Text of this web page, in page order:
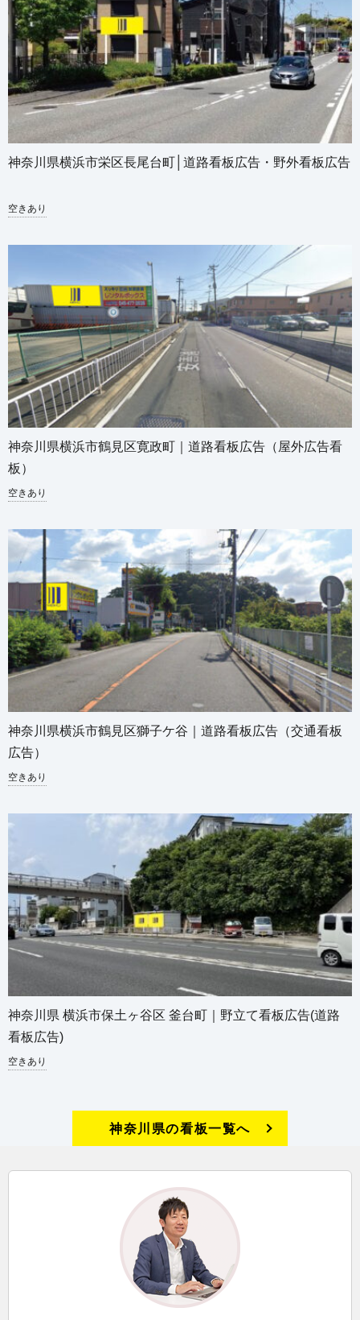
神奈川県横浜市栄区長尾台町│道路看板広告・野外看板広告
空きあり
神奈川県横浜市鶴見区寛政町｜道路看板広告（屋外広告看
板）
空きあり
神奈川県横浜市鶴見区獅子ケ谷｜道路看板広告（交通看板
広告）
空きあり
神奈川県 横浜市保土ヶ谷区 釜台町｜野立て看板広告(道路
看板広告)
空きあり
神奈川県の看板一覧へ